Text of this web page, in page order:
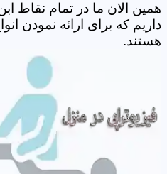
همین الان ما در تمام نقاط
داریم که برای ارائه نمودن
هستند.